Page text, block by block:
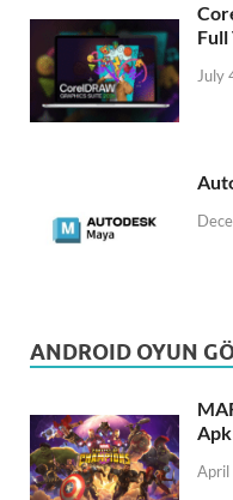
Full
July
ANDROID OYUN
April